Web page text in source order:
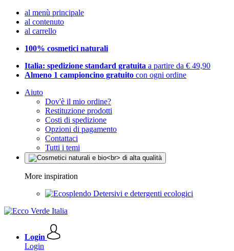
al menù principale
al contenuto
al carrello
100% cosmetici naturali
Italia: spedizione standard gratuita a partire da € 49,90
Almeno 1 campioncino gratuito con ogni ordine
Aiuto
Dov'è il mio ordine?
Restituzione prodotti
Costi di spedizione
Opzioni di pagamento
Contattaci
Tutti i temi
More inspiration
Detersivi e detergenti ecologici
Login
Login